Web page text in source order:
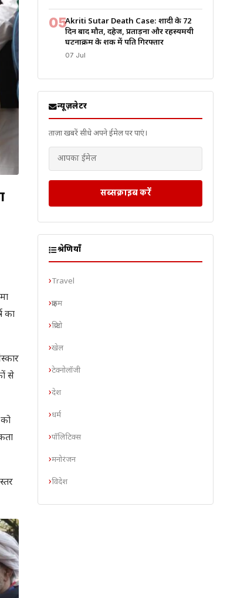
का
से
05Akriti Sutar Death Case: शादी के 72
दिन बाद मौत, दहेज, प्रताड़ना और रहस्यमयी
घटनाक्रम के शक में पति गिरफ्तार
07 Jul
न्यूज़लेटर
ताज़ा खबरें सीधे अपने ईमेल पर पाएं।
सब्सक्राइब करें
श्रेणियाँ
Travel
क्राइम
क्रिप्टो
खेल
टेक्नोलॉजी
देश
धर्म
पॉलिटिक्स
मनोरंजन
विदेश